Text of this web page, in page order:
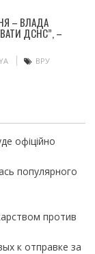
– ВЛАДА
ДСНС”, –
ВРУ
офіційно
популярного
против
к отправке за